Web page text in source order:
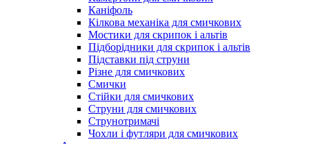
Каніфоль
Кілкова механіка для смичкових
Мостики для скрипок і альтів
Підборiдники для скрипок і альтів
Підставки під струни
Різне для смичкових
Смички
Стійки для смичкових
Струни для смичкових
Струнотримачі
Чохли і футляри для смичкових